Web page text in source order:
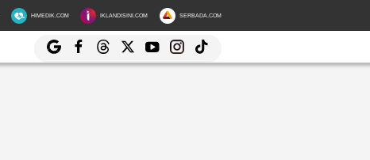
HIMEDIK.COM IKLANDISINI.COM SERBADA.COM